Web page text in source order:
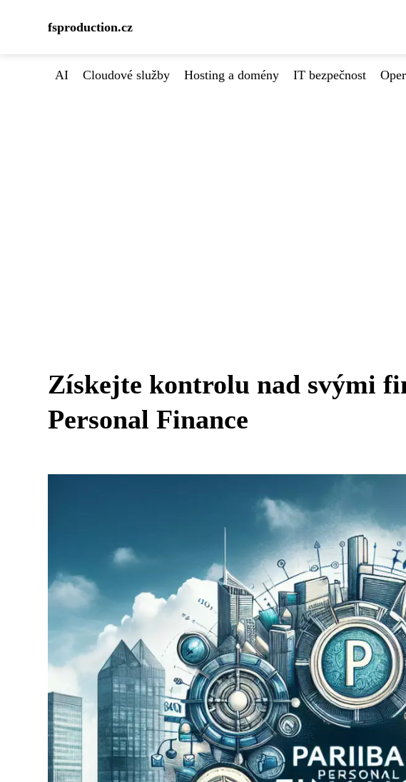
fsproduction.cz
AI Cloudové služby Hosting a domény IT bezpečnost
Získejte kontrolu nad svými
Personal Finance